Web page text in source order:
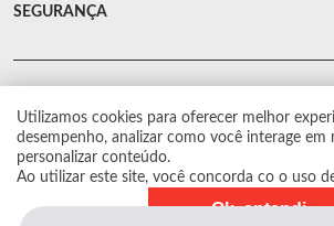
Utilizamos cookies para oferecer melhor
desempenho, analizar como você interage em
personalizar conteúdo.
Ao utilizar este site, você concorda co o uso
Ok, entendi
SEGURANÇA
© Arsenal Car. Todos os direitos
Proibida reprodução total ou parcial. Preços e estoque
aviso prévio.